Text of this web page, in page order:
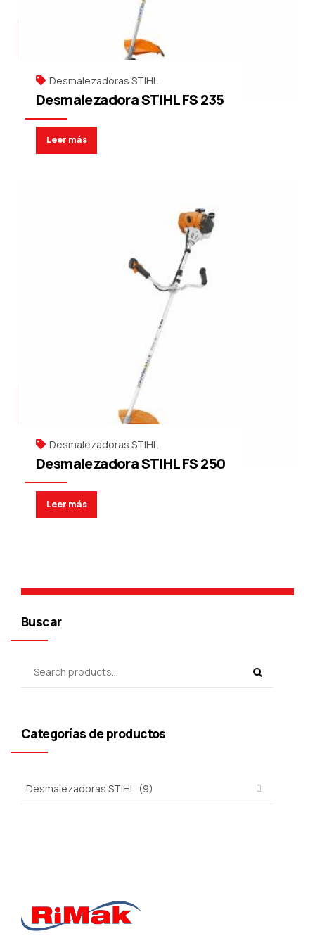
Desmalezadoras STIHL
Desmalezadora STIHL FS 235
Leer más
Desmalezadoras STIHL
Desmalezadora STIHL FS 250
Leer más
Buscar
Categorías de productos